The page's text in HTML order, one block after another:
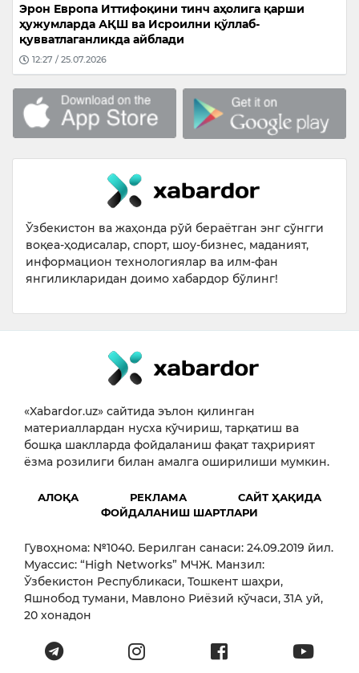
Эрон Европа Иттифоқини тинч аҳолига қарши
ҳужумларда АҚШ ва Исроилни қўллаб-
қувватлаганликда айблади
12:27 / 25.07.2026
Ўзбекистон ва жаҳонда рўй бераётган энг сўнгги
воқеа-ҳодисалар, спорт, шоу-бизнес, маданият,
информацион технологиялар ва илм-фан
янгиликларидан доимо хабардор бўлинг!
«Xabardor.uz» сайтида эълон қилинган
материаллардан нусха кўчириш, тарқатиш ва
бошқа шаклларда фойдаланиш фақат таҳририят
ёзма розилиги билан амалга оширилиши мумкин.
АЛОҚА РЕКЛАМА
САЙТ ҲАҚИДА
ФОЙДАЛАНИШ ШАРТЛАРИ
Гувоҳнома: №1040. Берилган санаси: 24.09.2019 йил.
Муассис: “High Networks” МЧЖ. Манзил:
Ўзбекистон Республикаси, Тошкент шаҳри,
Яшнобод тумани, Мавлоно Риёзий кўчаси, 31А уй,
20 хонадон